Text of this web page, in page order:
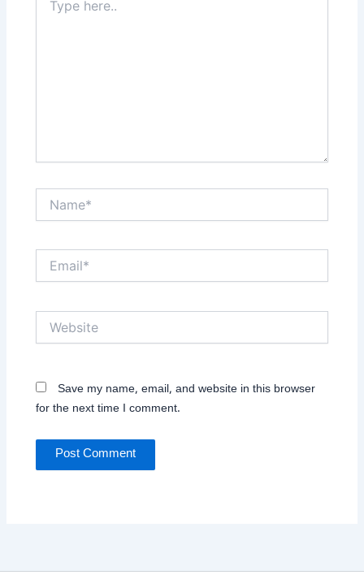
here..
Save my name, email, and website in this browser
for the next time I comment.